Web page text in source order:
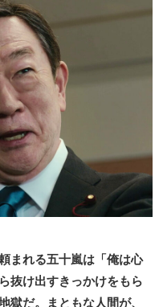
まれる五十嵐は「俺は心
抜け出すきっかけをもら
獄だ。まともな人間が、